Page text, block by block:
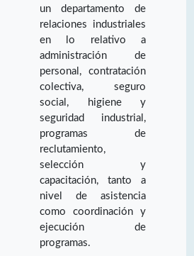
un departamento de
relaciones industriales
en lo relativo a
administración de
personal, contratación
colectiva, seguro
social, higiene y
seguridad industrial,
programas de
reclutamiento,
selección y
capacitación, tanto a
nivel de asistencia
como coordinación y
ejecución de
programas.